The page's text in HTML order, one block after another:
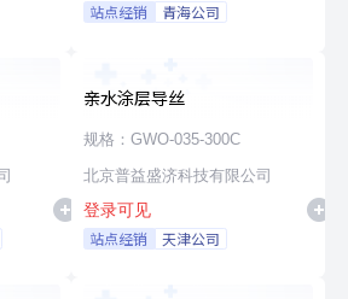
站点经销 青海公司
亲水涂层导丝
规格：GWO-035-300C
北京普益盛济科技有限公司
登录可见
站点经销 天津公司